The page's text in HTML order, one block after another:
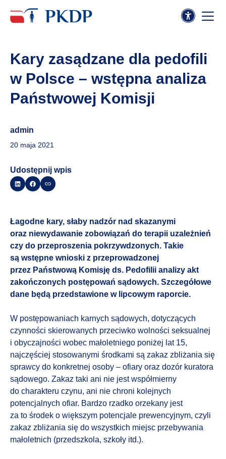
Kary zasądzane dla pedofili
w Polsce – wstępna analiza
Państwowej Komisji
admin
20 maja 2021
Udostępnij wpis
Łagodne kary, słaby nadzór nad skazanymi
oraz niewydawanie zobowiązań do terapii uzależnień
czy do przeproszenia pokrzywdzonych. Takie
są wstępne wnioski z przeprowadzonej
przez Państwową Komisję ds. Pedofilii analizy akt
zakończonych postępowań sądowych. Szczegółowe
dane będą przedstawione w lipcowym raporcie.
W postępowaniach karnych sądowych, dotyczących
czynności skierowanych przeciwko wolności seksualnej
i obyczajności wobec małoletniego poniżej lat 15,
najczęściej stosowanymi środkami są zakaz zbliżania się
sprawcy do konkretnej osoby – ofiary oraz dozór kuratora
sądowego. Zakaz taki ani nie jest współmierny
do charakteru czynu, ani nie chroni kolejnych
potencjalnych ofiar. Bardzo rzadko orzekany jest
za to środek o większym potencjale prewencyjnym, czyli
zakaz zbliżania się do wszystkich miejsc przebywania
małoletnich (przedszkola, szkoły itd.).